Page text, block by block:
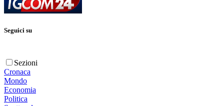
Seguici su
Sezioni
Cronaca
Mondo
Economia
Politica